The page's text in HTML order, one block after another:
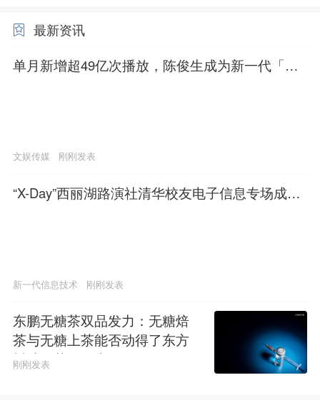
最新资讯
单月新增超49亿次播放，陈俊生成为新一代「mo
文娱传媒 刚刚发表
“X-Day”西丽湖路演社清华校友电子信息专场成功
新一代信息技术 刚刚发表
东鹏无糖茶双品发力：无糖焙
茶与无糖上茶能否动得了东方
树叶的茶饮江山
刚刚发表